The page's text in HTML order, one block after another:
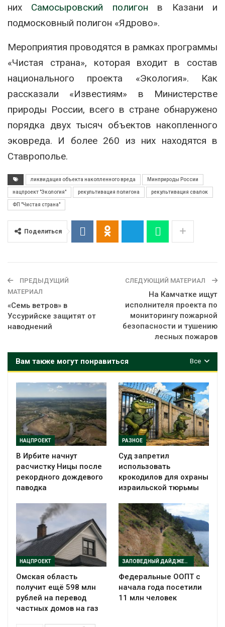
них Самосыровский полигон в Казани и
подмосковный полигон «Ядрово».
Мероприятия проводятся в рамках программы
«Чистая страна», которая входит в состав
национального проекта «Экология». Как
рассказали «Известиям» в Министерстве
природы России, всего в стране обнаружено
порядка двух тысяч объектов накопленного
эковреда. И более 260 из них находятся в
Ставрополье.
ликвидация объекта накопленного вреда Минприроды России
нацпроект "Экология" рекультивация полигона рекультивация свалок
ФП "Чистая страна"
Поделиться
ПРЕДЫДУЩИЙ
МАТЕРИАЛ
«Семь ветров» в
Уссурийске защитят от
наводнений
СЛЕДУЮЩИЙ МАТЕРИАЛ
На Камчатке ищут
исполнителя проекта по
мониторингу пожарной
безопасности и тушению
лесных пожаров
Все
Вам также могут понравиться
НАЦПРОЕКТ
В Ирбите начнут
расчистку Ницы после
рекордного дождевого
паводка
РАЗНОЕ
Суд запретил
использовать
крокодилов для охраны
израильской тюрьмы
НАЦПРОЕКТ
Омская область
получит ещё 598 млн
рублей на перевод
частных домов на газ
ЗАПОВЕДНЫЙ ДАЙДЖЕСТ
Федеральные ООПТ с
начала года посетили
11 млн человек